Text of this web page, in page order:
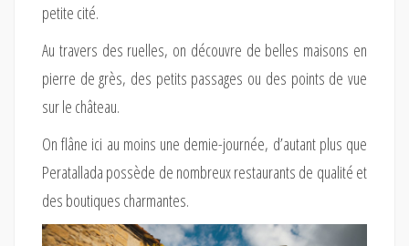
petite cité.
Au travers des ruelles, on découvre de belles maisons en
pierre de grès, des petits passages ou des points de vue
sur le château.
On flâne ici au moins une demie-journée, d’autant plus que
Peratallada possède de nombreux restaurants de qualité et
des boutiques charmantes.